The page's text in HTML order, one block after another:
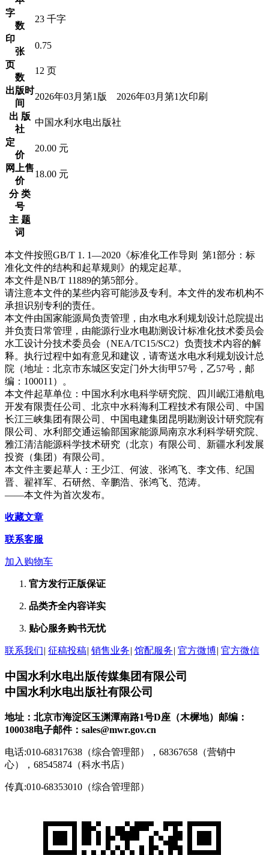
字
数
23 千字
印
张
0.75
页
数
12 页
出版时
间
2026年03月第1版 2026年03月第1次印刷
出 版
社
中国水利水电出版社
定
价
20.00 元
网上售
价
18.00 元
分 类
号
主 题
词
本文件按照GB/T 1. 1—2020《标准化工作导则 第1部分：标
准化文件的结构和起草规则》的规定起草。
本文件是NB/T 11889的第5部分。
请注意本文件的某些内容可能涉及专利。本文件的发布机构不
承担识别专利的责任。
本文件由国家能源局负责管理，由水电水利规划设计总院提出
并负责日常管理，由能源行业水电勘测设计标准化技术委员会
水工设计分技术委员会（NEA/TC15/SC2）负责技术内容的解
释。执行过程中如有意见和建议，请寄送水电水利规划设计总
院（地址：北京市东城区安定门外大街甲57号，乙57号，邮
编：100011）。
本文件起草单位：中国水利水电科学研究院、四川岷江港航电
开发有限责任公司、北京中水科海利工程技术有限公司、中国
长江三峡集团有限公司、中国电建集团昆明勘测设计研究院有
限公司、水利部交通运输部国家能源局南京水利科学研究院、
雅江清洁能源科学技术研究（北京）有限公司、新疆水利发展
投资（集团）有限公司。
本文件主要起草人：王少江、何波、张鸿飞、李文伟、纪国
晋、翟祥军、石研然、辛鹏浩、张鸿飞、范涛。
——本文件为首次发布。
收藏文章
联系客服
加入购物车
官方发行正版保证
品类齐全内容详实
贴心服务购书无忧
联系我们| 征稿投稿| 销售业务| 馆配服务| 官方微博| 官方微信
中国水利水电出版传媒集团有限公司
中国水利水电出版社有限公司
地址：北京市海淀区玉渊潭南路1号D座（木樨地） 邮编：
100038电子邮件：sales@mwr.gov.cn
电话:010-68317638（综合管理部），68367658（营销中
心），68545874（科水书店）
传真:010-68353010（综合管理部）